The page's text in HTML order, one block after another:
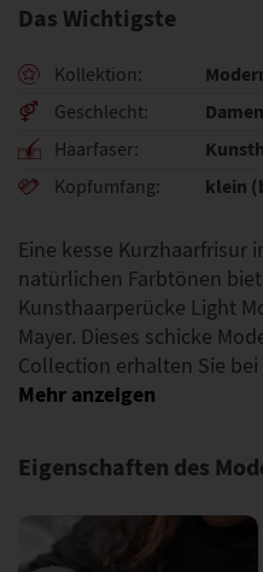
Das Wichtigste
Kollektion
Geschlecht Damen
Haarfaser
Kopfumfang klein
Eine kesse Kurzhaarfrisur
natürlichen Farbtönen
Kunsthaarperücke Light
Mayer. Dieses schicke
Collection erhalten Sie
Eigenschaften des